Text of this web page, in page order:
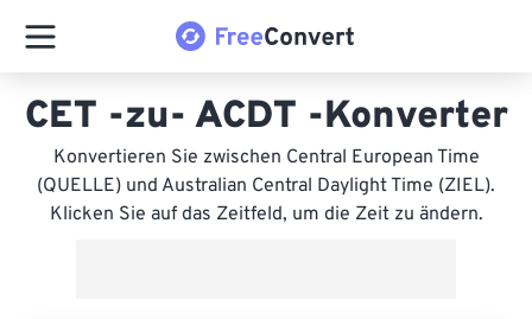
CET -zu- ACDT -Konverter
Konvertieren Sie zwischen Central European Time
(QUELLE) und Australian Central Daylight Time (ZIEL).
Klicken Sie auf das Zeitfeld, um die Zeit zu ändern.